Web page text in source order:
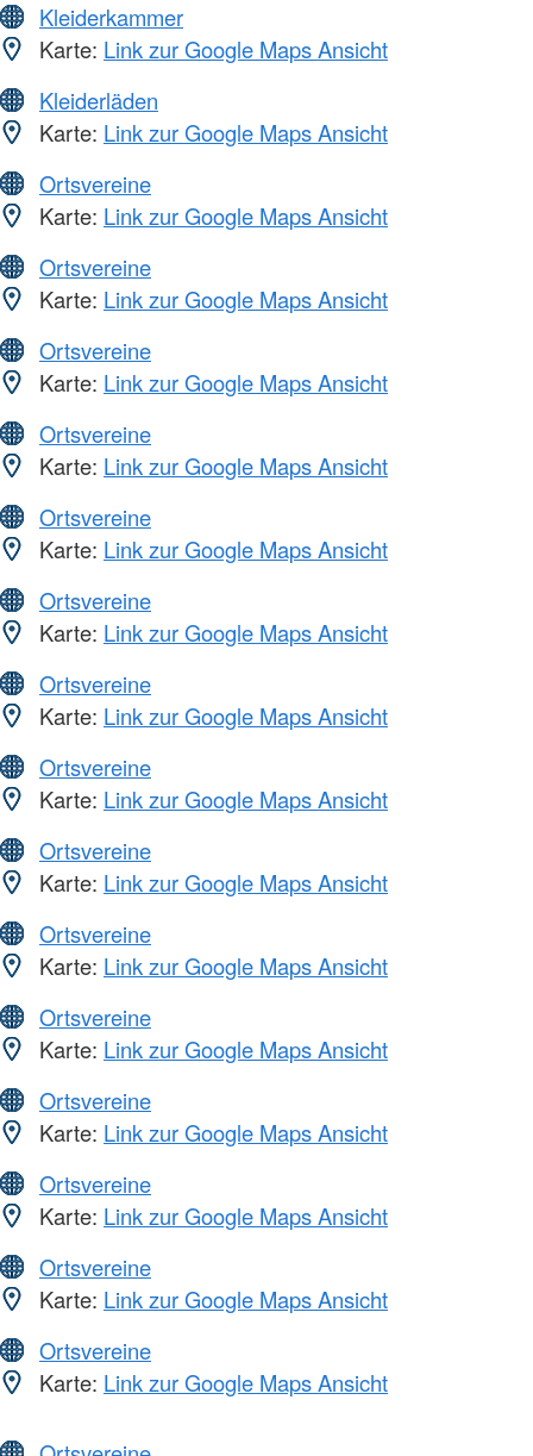
Kleiderkammer
Karte: Link zur Google Maps Ansicht
Kleiderläden
Karte: Link zur Google Maps Ansicht
Ortsvereine
Karte: Link zur Google Maps Ansicht
Ortsvereine
Karte: Link zur Google Maps Ansicht
Ortsvereine
Karte: Link zur Google Maps Ansicht
Ortsvereine
Karte: Link zur Google Maps Ansicht
Ortsvereine
Karte: Link zur Google Maps Ansicht
Ortsvereine
Karte: Link zur Google Maps Ansicht
Ortsvereine
Karte: Link zur Google Maps Ansicht
Ortsvereine
Karte: Link zur Google Maps Ansicht
Ortsvereine
Karte: Link zur Google Maps Ansicht
Ortsvereine
Karte: Link zur Google Maps Ansicht
Ortsvereine
Karte: Link zur Google Maps Ansicht
Ortsvereine
Karte: Link zur Google Maps Ansicht
Ortsvereine
Karte: Link zur Google Maps Ansicht
Ortsvereine
Karte: Link zur Google Maps Ansicht
Ortsvereine
Karte: Link zur Google Maps Ansicht